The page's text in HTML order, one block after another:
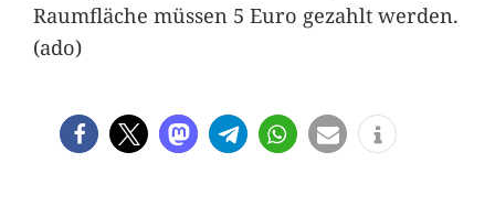
Raumfläche müssen 5 Euro gezahlt werden.
(ado)